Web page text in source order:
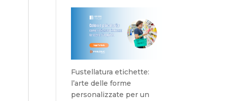
Fustellatura etichette:
l’arte delle forme
personalizzate per un